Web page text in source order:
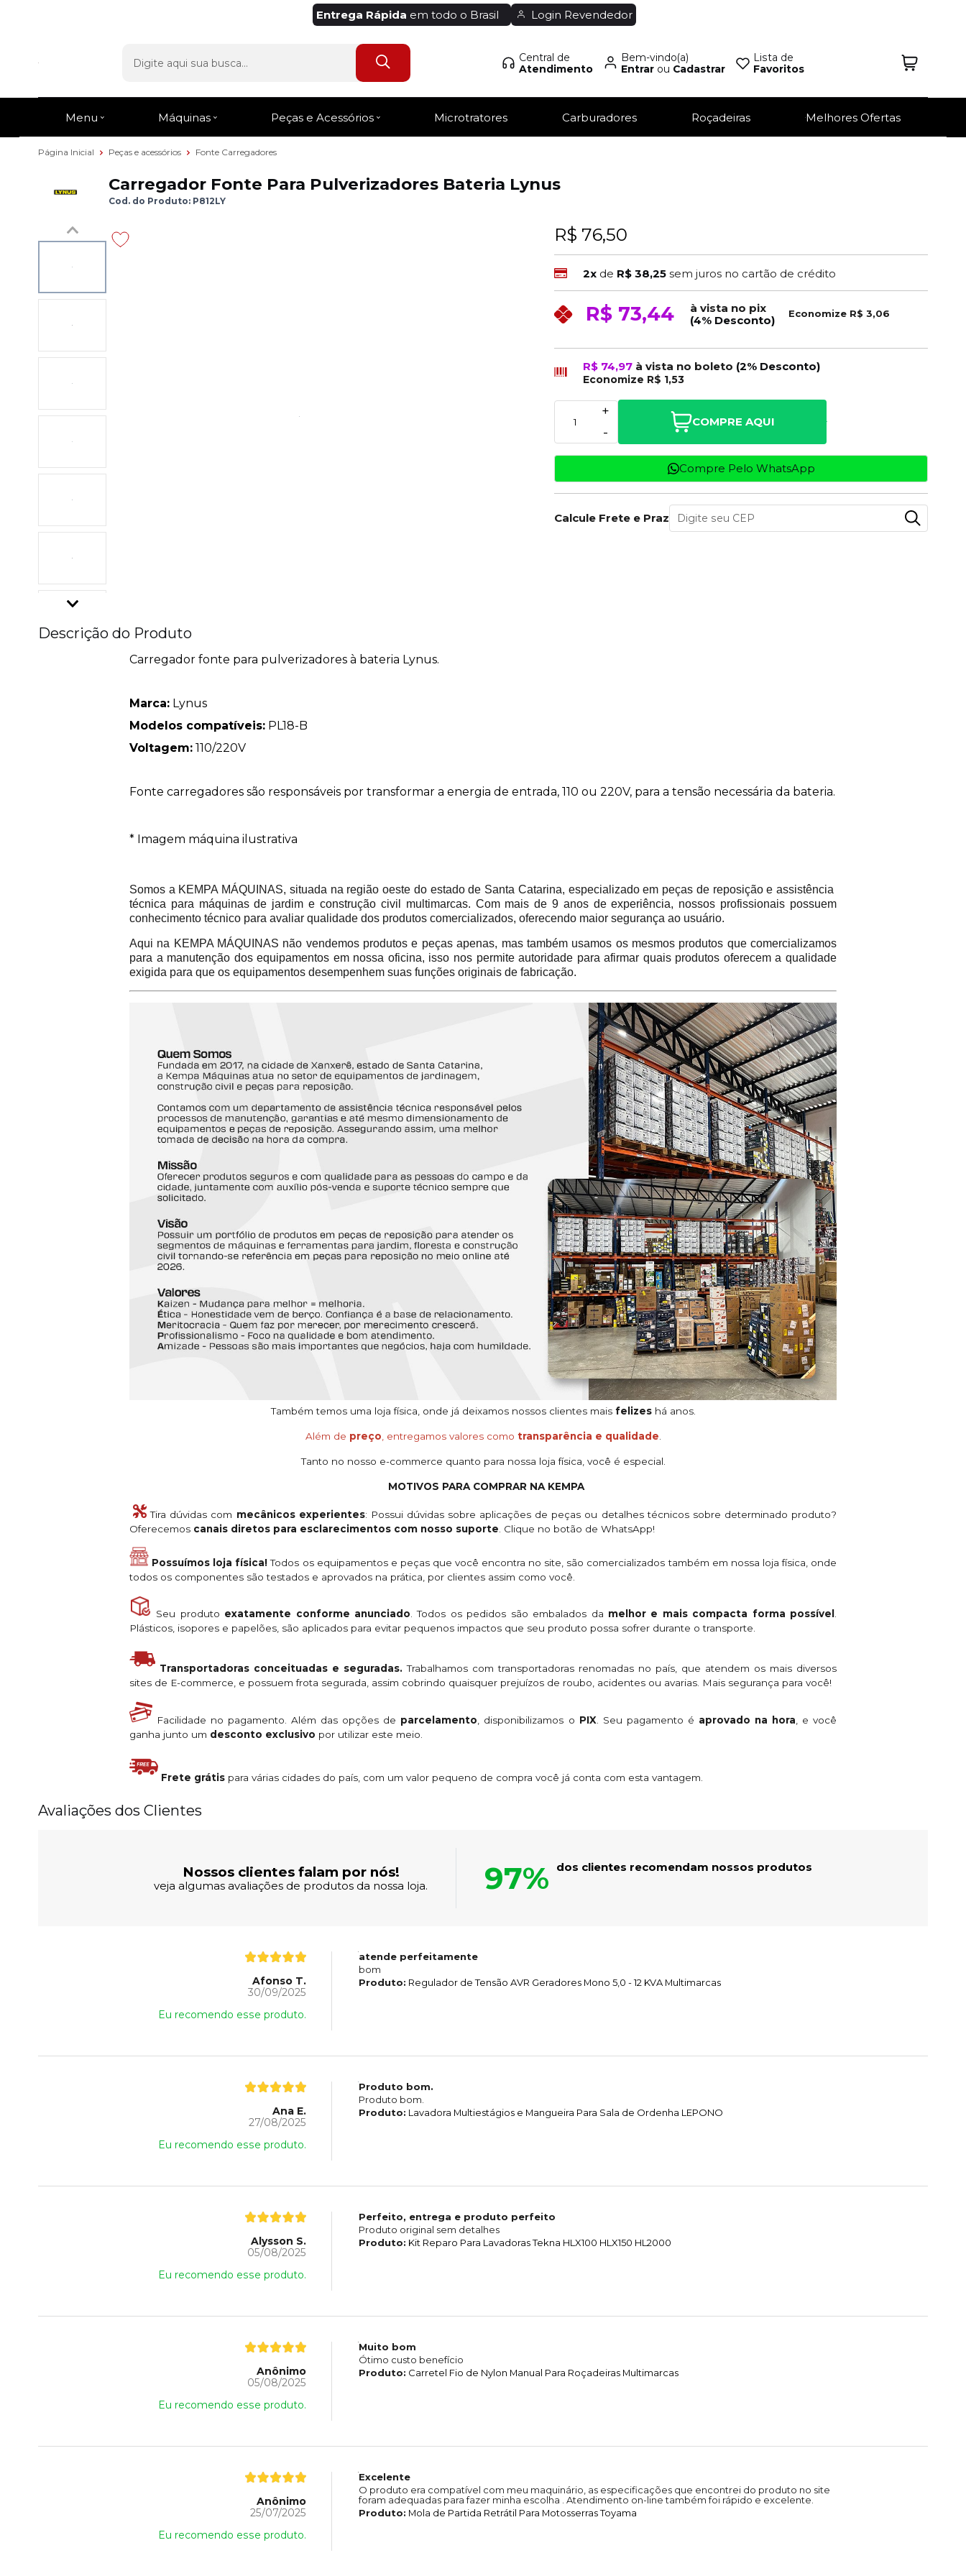
Entrega Rápida em todo o Brasil Login Revendedor
Central de
Atendimento
Bem-vindo(a)
Entrarou Cadastrar
Lista de
Favoritos
Menu Máquinas Peças e Acessórios Microtratores Carburadores Roçadeiras Melhores Ofertas
Página Inicial Peças e acessórios Fonte Carregadores
Carregador Fonte Para Pulverizadores Bateria Lynus
Cod. do Produto: P812LY
R$ 76,50
2x de R$ 38,25 sem juros no cartão de crédito
R$ 73,44
à vista no pix
(4% Desconto)
Economize R$ 3,06
R$ 74,97 à vista no boleto (2% Desconto)
Economize R$ 1,53
-
+
COMPRE AQUI
Compre Pelo WhatsApp
Calcule Frete e Prazo
Descrição do Produto
Carregador fonte para pulverizadores à bateria Lynus.
Marca: Lynus
Modelos compatíveis: PL18-B
Voltagem: 110/220V
Fonte carregadores são responsáveis por transformar a energia de entrada, 110 ou 220V, para a tensão necessária da bateria.
* Imagem máquina ilustrativa
Somos a KEMPA MÁQUINAS, situada na região oeste do estado de Santa Catarina, especializado em peças de reposição e assistência
técnica para máquinas de jardim e construção civil multimarcas. Com mais de 9 anos de experiência, nossos profissionais possuem
conhecimento técnico para avaliar qualidade dos produtos comercializados, oferecendo maior segurança ao usuário.
Aqui na KEMPA MÁQUINAS não vendemos produtos e peças apenas, mas também usamos os mesmos produtos que comercializamos
para a manutenção dos equipamentos em nossa oficina, isso nos permite autoridade para afirmar quais produtos oferecem a qualidade
exigida para que os equipamentos desempenhem suas funções originais de fabricação.
Também temos uma loja física, onde já deixamos nossos clientes mais felizeshá anos.
Além de preço , entregamos valores como transparência e qualidade
Tanto no nosso e-commerce quanto para nossa loja física, você é especial.
MOTIVOS PARA COMPRAR NA KEMPA
Tira dúvidas com mecânicos experientes: Possui dúvidas sobre aplicações de peças ou detalhes técnicos sobre determinado produto?
Oferecemos canais diretos para esclarecimentos com nosso suporte . Clique no botão de WhatsApp!
Possuímos loja física!Todos os equipamentos e peças que você encontra no site, são comercializados também em nossa loja física, onde
todos os componentes são testados e aprovados na prática, por clientes assim como você.
Seu produto exatamente conforme anunciado . Todos os pedidos são embalados da melhor e mais compacta forma possível
Plásticos, isopores e papelões, são aplicados para evitar pequenos impactos que seu produto possa sofrer durante o transporte.
Transportadoras conceituadas e seguradas. Trabalhamos com transportadoras renomadas no país, que atendem os mais diversos
sites de E-commerce, e possuem frota segurada, assim cobrindo quaisquer prejuízos de roubo, acidentes ou avarias. Mais segurança para você!
Facilidade no pagamento. Além das opções de parcelamento , disponibilizamos o PIX . Seu pagamento é aprovado na hora , e você
ganha junto um desconto exclusivo por utilizar este meio.
Frete grátis para várias cidades do país, com um valor pequeno de compra você já conta com esta vantagem.
Avaliações dos Clientes
Nossos clientes falam por nós!
veja algumas avaliações de produtos da nossa loja. 97% dos clientes recomendam nossos produtos
Afonso T.
30/09/2025
Eu recomendo esse produto.
atende perfeitamente
bom
Produto: Regulador de Tensão AVR Geradores Mono 5,0 - 12 KVA Multimarcas
Ana E.
27/08/2025
Eu recomendo esse produto.
Produto bom.
Produto bom.
Produto: Lavadora Multiestágios e Mangueira Para Sala de Ordenha LEPONO
Alysson S.
05/08/2025
Eu recomendo esse produto.
Perfeito, entrega e produto perfeito
Produto original sem detalhes
Produto: Kit Reparo Para Lavadoras Tekna HLX100 HLX150 HL2000
Anônimo
05/08/2025
Eu recomendo esse produto.
Muito bom
Ótimo custo benefício
Produto: Carretel Fio de Nylon Manual Para Roçadeiras Multimarcas
Anônimo
25/07/2025
Eu recomendo esse produto.
Excelente
O produto era compatível com meu maquinário, as especificações que encontrei do produto no site
foram adequadas para fazer minha escolha . Atendimento on-line também foi rápido e excelente.
Produto: Mola de Partida Retrátil Para Motosserras Toyama